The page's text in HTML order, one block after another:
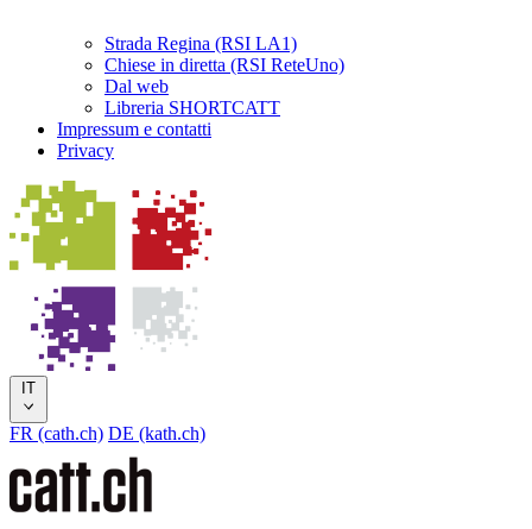
Strada Regina (RSI LA1)
Chiese in diretta (RSI ReteUno)
Dal web
Libreria SHORTCATT
Impressum e contatti
Privacy
IT
FR (cath.ch) DE (kath.ch)